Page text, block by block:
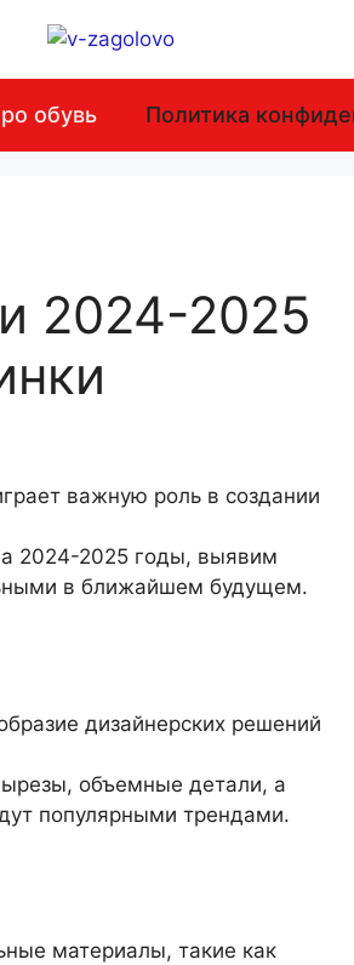
обувь Политика
2024-2025
важную роль в создании
2024-2025 годы, выявим
в ближайшем будущем.
дизайнерских решений
объемные детали, а
популярными трендами.
материалы, такие как